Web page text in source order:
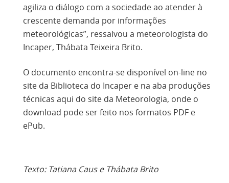
agiliza o diálogo com a sociedade ao atender à
crescente demanda por informações
meteorológicas”, ressalvou a meteorologista do
Incaper, Thábata Teixeira Brito.
O documento encontra-se disponível on-line no
site da Biblioteca do Incaper e na aba produções
técnicas aqui do site da Meteorologia, onde o
download pode ser feito nos formatos PDF e
ePub.
Texto: Tatiana Caus e Thábata Brito